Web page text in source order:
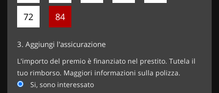
72 84
3. Aggiungi l'assicurazione
L'importo del premio è finanziato nel prestito. Tutela il
tuo rimborso. Maggiori informazioni sulla polizza.
Si, sono interessato